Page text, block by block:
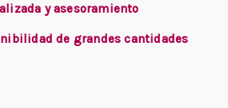
y asesoramiento
de grandes cantidades